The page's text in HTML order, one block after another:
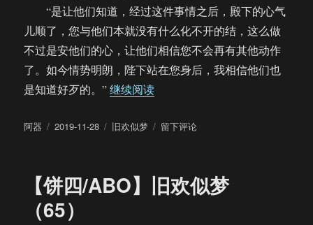
“是让他们知道，经过这件事情之后，殿下的心气
儿顺了，您与他们本就没有什么化不开的结，这么做
不过是安他们的心，让他们相信您不会再有其他动作
了。如今情势明朗，陛下站在您身后，我相信他们也
是知道好歹的。”继续阅读“【饼四/ABO】旧欢似梦（66）
作
阿器
发
2019-11-28
分
旧欢似梦
于
欢
似
留下评论
【饼四/ABO】旧欢似梦
（65）